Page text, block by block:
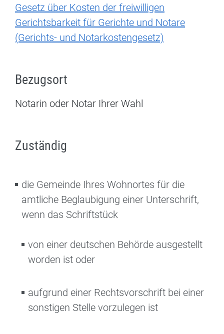
Gesetz über Kosten der freiwilligen
Gerichtsbarkeit für Gerichte und Notare
(Gerichts- und Notarkostengesetz)
Bezugsort
Notarin oder Notar Ihrer Wahl
Zuständig
die Gemeinde Ihres Wohnortes für die
amtliche Beglaubigung einer Unterschrift,
wenn das Schriftstück
von einer deutschen Behörde ausgestellt
worden ist oder
aufgrund einer Rechtsvorschrift bei einer
sonstigen Stelle vorzulegen ist